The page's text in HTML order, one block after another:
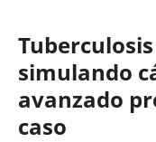
simulando
avanzado
caso